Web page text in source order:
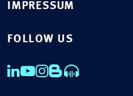
IMPRESSUM
FOLLOW US